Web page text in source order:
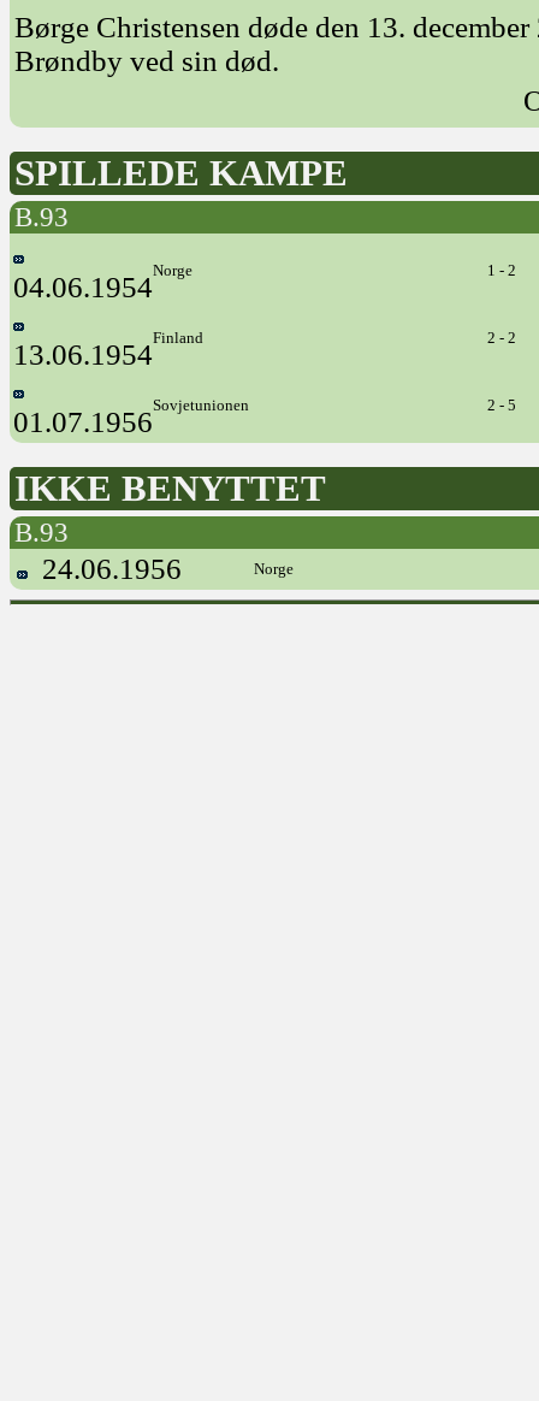
Børge Christensen døde den 13.
Brøndby ved sin død.
SPILLEDE KAMPE
B.93
04.06.1954
Norge 1 - 2
13.06.1954
Finland 2 - 2
01.07.1956
Sovjetunionen 2 - 5
IKKE BENYTTET
B.93
24.06.1956 Norge